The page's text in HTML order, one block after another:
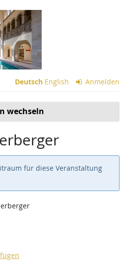
Deutsch English Anmelden
wechseln
für diese Veranstaltung